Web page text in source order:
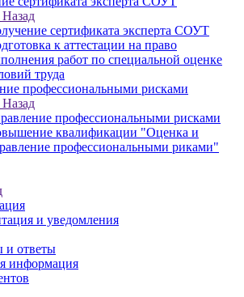
Назад
сертификата эксперта СОУТ
к аттестации на право
работ по специальной оценке
труда
профессиональными рисками
Назад
профессиональными рисками
квалификации "Оценка и
профессиональными риками"
и уведомления
и ответы
информация